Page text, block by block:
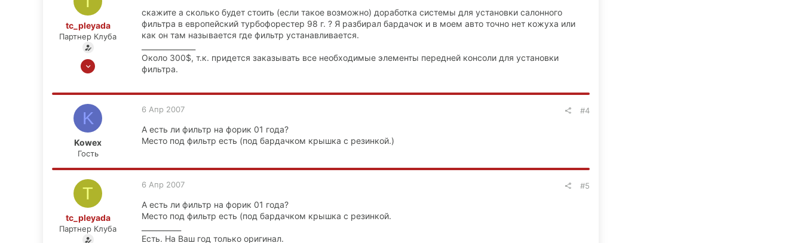
tc_pleyada
Партнер Клуба
10 Ноя 2006
71
г. Москва
скажите а сколько будет стоить (если такое возможно) доработка системы для установки салонного
фильтра в европейский турбофорестер 98 г. ? Я разбирал бардачок и в моем авто точно нет кожуха или
как он там называется где фильтр устанавливается.
Около 300$, т.к. придется заказывать все необходимые элементы передней консоли для установки
фильтра.
K
Kowex
Гость
6 Апр 2007 #4
А есть ли фильтр на форик 01 года?
Место под фильтр есть (под бардачком крышка с резинкой.)
T
tc_pleyada
Партнер Клуба
6 Апр 2007 #5
А есть ли фильтр на форик 01 года?
Место под фильтр есть (под бардачком крышка с резинкой.
Есть. На Ваш год только оригинал.